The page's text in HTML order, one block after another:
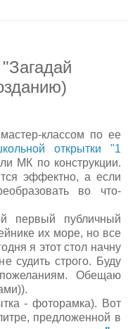
классом по ее
открытки "1
МК по конструкции.
эффектно, а если
во что-
первый публичный
их море, но все
я этот стол начну
судить строго. Буду
Обещаю
- фоторамка). Вот
предложенной в